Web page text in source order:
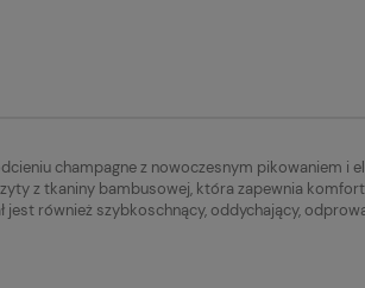
champagne z nowoczesnym pikowaniem i
z tkaniny bambusowej, która zapewnia komfort
jest również szybkoschnący, oddychający,